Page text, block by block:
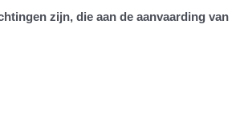
zijn, die aan de aanvaarding